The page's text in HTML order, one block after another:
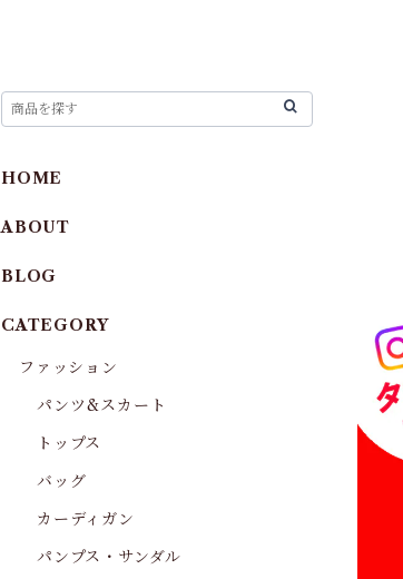
HOME
ABOUT
BLOG
CATEGORY
ファッション
パンツ&スカート
トップス
バッグ
カーディガン
パンプス・サンダル